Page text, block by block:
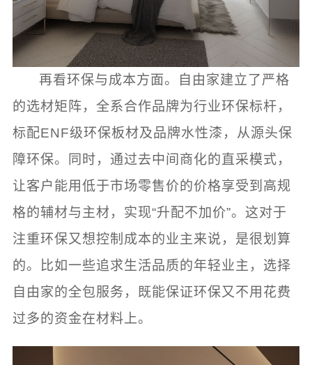
再看环保与成本方面。自由家建立了严格
的选材矩阵，全系合作品牌为行业环保标杆，
标配ENF级环保板材及品牌水性漆，从源头保
障环保。同时，通过去中间商化的直采模式，
让客户能用低于市场零售价的价格享受到高规
格的辅材与主材，实现“升配不加价”。这对于
注重环保又想控制成本的业主来说，是很划算
的。比如一些追求生活品质的年轻业主，选择
自由家的全包服务，既能保证环保又不用花费
过多的资金在材料上。